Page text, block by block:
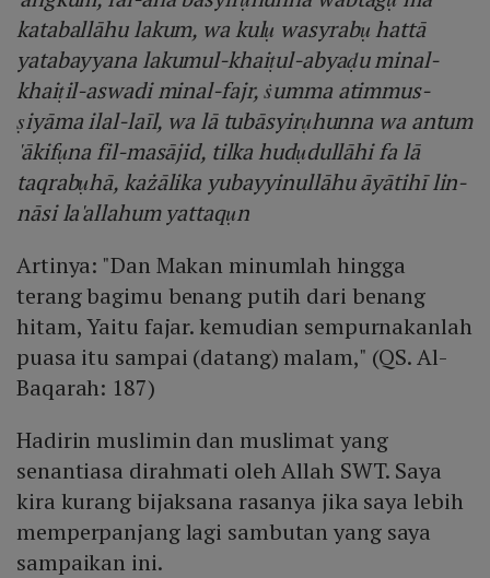
kataballāhu lakum, wa kulụ wasyrabụ hattā
yatabayyana lakumul-khaiṭul-abyaḍu minal-
khaiṭil-aswadi minal-fajr, ṡumma atimmus-
ṣiyāma ilal-laīl, wa lā tubāsyirụhunna wa antum
'ākifụna fil-masājid, tilka hudụdullāhi fa lā
taqrabụhā, każālika yubayyinullāhu āyātihī lin-
nāsi la'allahum yattaqụn
Artinya: "Dan Makan minumlah hingga
terang bagimu benang putih dari benang
hitam, Yaitu fajar. kemudian sempurnakanlah
puasa itu sampai (datang) malam," (QS. Al-
Baqarah: 187)
Hadirin muslimin dan muslimat yang
senantiasa dirahmati oleh Allah SWT. Saya
kira kurang bijaksana rasanya jika saya lebih
memperpanjang lagi sambutan yang saya
sampaikan ini.